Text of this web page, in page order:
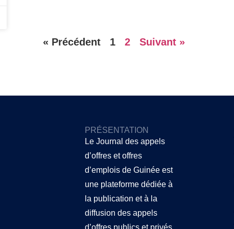
« Précédent 1 2 Suivant »
PRÉSENTATION
Le Journal des appels
d’offres et offres
d’emplois de Guinéeest
une plateforme dédiée à
la publication et à la
diffusion des appels
d’offres publics et privés